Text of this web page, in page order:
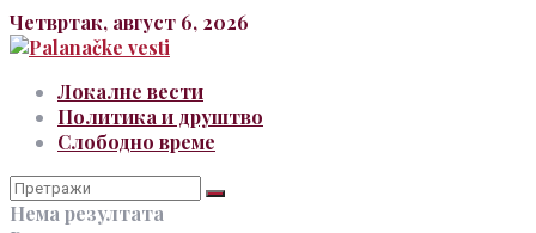
Четвртак, август 6, 2026
Локалне вести
Политика и друштво
Слободно време
Нема резултата